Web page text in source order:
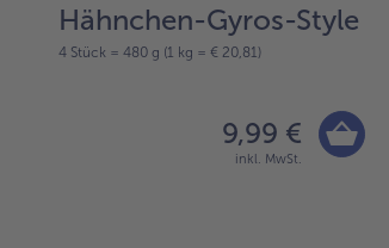
Hähnchen-Gyros-Style
4 Stück = 480 g (1 kg = € 20,81)
9,99 €
inkl. MwSt.